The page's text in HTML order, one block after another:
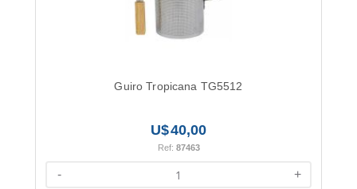
Guiro Tropicana TG5512
40,00
Ref: 87463
+
-